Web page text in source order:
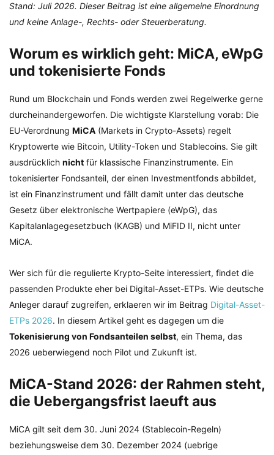
Stand: Juli 2026. Dieser Beitrag ist eine allgemeine Einordnung
und keine Anlage-, Rechts- oder Steuerberatung.
Worum es wirklich geht: MiCA, eWpG
und tokenisierte Fonds
Rund um Blockchain und Fonds werden zwei Regelwerke gerne
durcheinandergeworfen. Die wichtigste Klarstellung vorab: Die
EU-Verordnung MiCA (Markets in Crypto-Assets) regelt
Kryptowerte wie Bitcoin, Utility-Token und Stablecoins. Sie gilt
ausdrücklich nicht für klassische Finanzinstrumente. Ein
tokenisierter Fondsanteil, der einen Investmentfonds abbildet,
ist ein Finanzinstrument und fällt damit unter das deutsche
Gesetz über elektronische Wertpapiere (eWpG), das
Kapitalanlagegesetzbuch (KAGB) und MiFID II, nicht unter
MiCA.
Wer sich für die regulierte Krypto-Seite interessiert, findet die
passenden Produkte eher bei Digital-Asset-ETPs. Wie deutsche
Anleger darauf zugreifen, erklaeren wir im Beitrag Digital-Asset-
ETPs 2026. In diesem Artikel geht es dagegen um die
Tokenisierung von Fondsanteilen selbst, ein Thema, das
2026 ueberwiegend noch Pilot und Zukunft ist.
MiCA-Stand 2026: der Rahmen steht,
die Uebergangsfrist laeuft aus
MiCA gilt seit dem 30. Juni 2024 (Stablecoin-Regeln)
beziehungsweise dem 30. Dezember 2024 (uebrige